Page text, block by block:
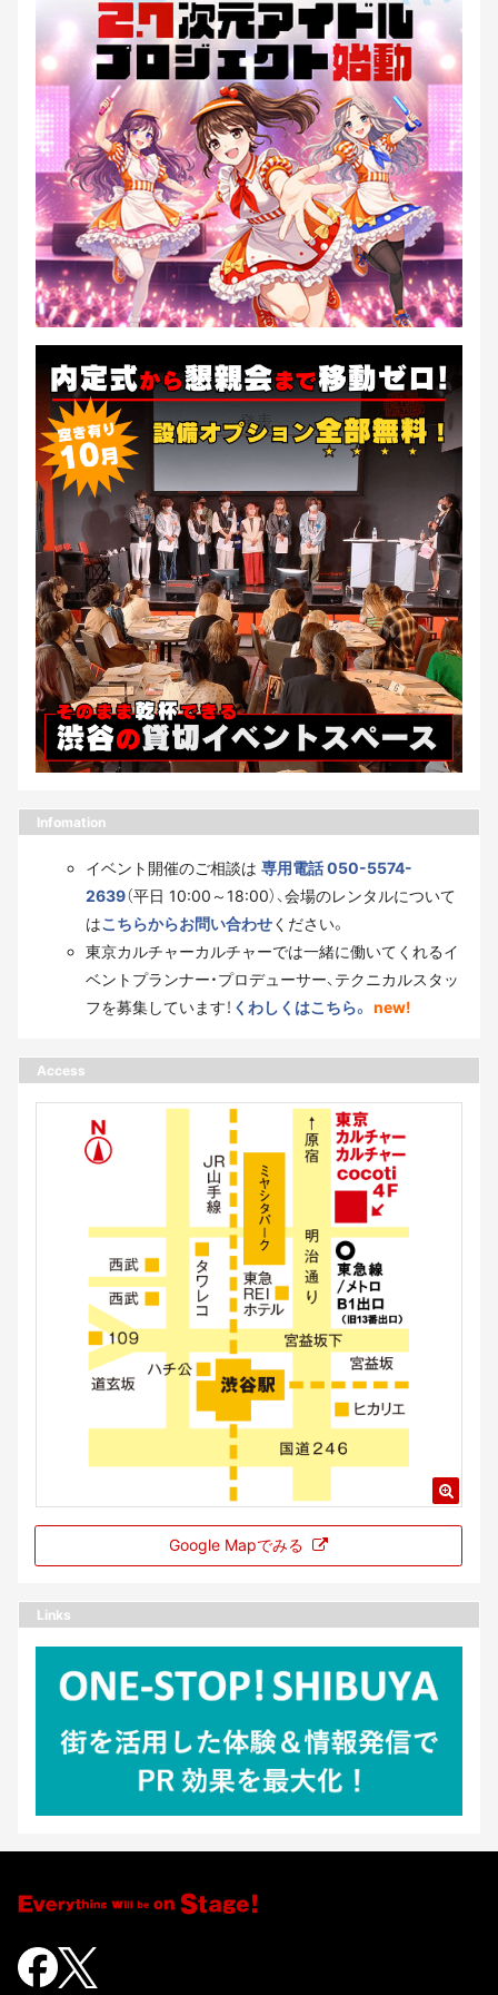
Infomation
イベント開催のご相談は 専用電話 050-5574-
2639（平日 10:00～18:00）、会場のレンタルについて
はこちらからお問い合わせください。
東京カルチャーカルチャーでは一緒に働いてくれるイ
ベントプランナー・プロデューサー、テクニカルスタッ
フを募集しています！ くわしくはこちら。 new!
Access
Google Mapでみる
Links